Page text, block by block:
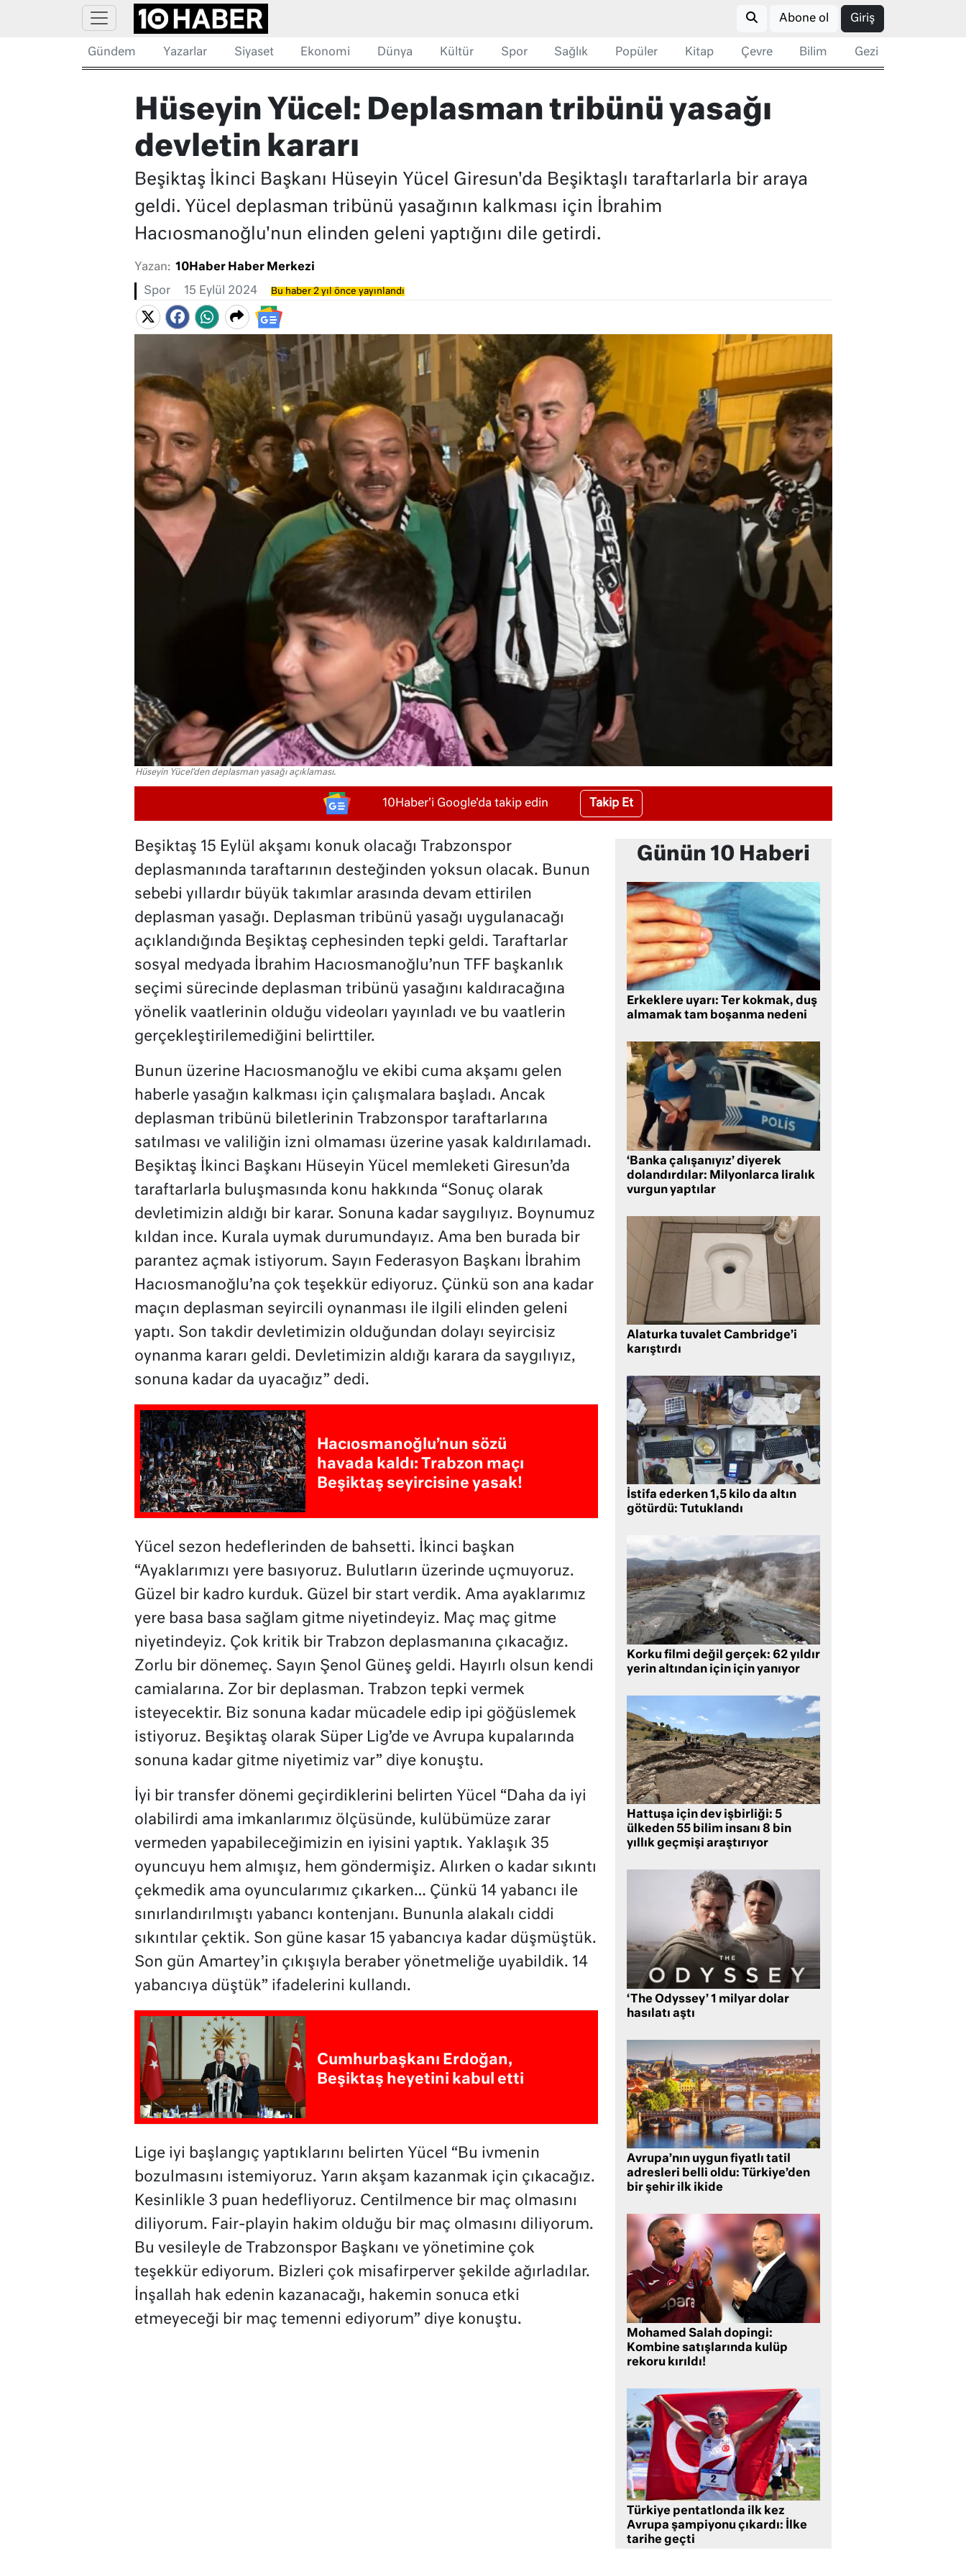
Abone ol Giriş
Gündem Yazarlar Siyaset Ekonomi Dünya Kültür Spor Sağlık Popüler Kitap Çevre Bilim Gezi
Hüseyin Yücel: Deplasman tribünü yasağı
devletin kararı
Beşiktaş İkinci Başkanı Hüseyin Yücel Giresun'da Beşiktaşlı taraftarlarla bir araya
geldi. Yücel deplasman tribünü yasağının kalkması için İbrahim
Hacıosmanoğlu'nun elinden geleni yaptığını dile getirdi.
Yazan: 10Haber Haber Merkezi
Spor 15 Eylül 2024 Bu haber 2 yıl önce yayınlandı
Hüseyin Yücel'den deplasman yasağı açıklaması.
10Haber'i Google'da takip edin Takip Et
Beşiktaş 15 Eylül akşamı konuk olacağı Trabzonspor
deplasmanında taraftarının desteğinden yoksun olacak. Bunun
sebebi yıllardır büyük takımlar arasında devam ettirilen
deplasman yasağı. Deplasman tribünü yasağı uygulanacağı
açıklandığında Beşiktaş cephesinden tepki geldi. Taraftarlar
sosyal medyada İbrahim Hacıosmanoğlu’nun TFF başkanlık
seçimi sürecinde deplasman tribünü yasağını kaldıracağına
yönelik vaatlerinin olduğu videoları yayınladı ve bu vaatlerin
gerçekleştirilemediğini belirttiler.
Bunun üzerine Hacıosmanoğlu ve ekibi cuma akşamı gelen
haberle yasağın kalkması için çalışmalara başladı. Ancak
deplasman tribünü biletlerinin Trabzonspor taraftarlarına
satılması ve valiliğin izni olmaması üzerine yasak kaldırılamadı.
Beşiktaş İkinci Başkanı Hüseyin Yücel memleketi Giresun’da
taraftarlarla buluşmasında konu hakkında “Sonuç olarak
devletimizin aldığı bir karar. Sonuna kadar saygılıyız. Boynumuz
kıldan ince. Kurala uymak durumundayız. Ama ben burada bir
parantez açmak istiyorum. Sayın Federasyon Başkanı İbrahim
Hacıosmanoğlu’na çok teşekkür ediyoruz. Çünkü son ana kadar
maçın deplasman seyircili oynanması ile ilgili elinden geleni
yaptı. Son takdir devletimizin olduğundan dolayı seyircisiz
oynanma kararı geldi. Devletimizin aldığı karara da saygılıyız,
sonuna kadar da uyacağız” dedi.
Hacıosmanoğlu’nun sözü
havada kaldı: Trabzon maçı
Beşiktaş seyircisine yasak!
Yücel sezon hedeflerinden de bahsetti. İkinci başkan
“Ayaklarımızı yere basıyoruz. Bulutların üzerinde uçmuyoruz.
Güzel bir kadro kurduk. Güzel bir start verdik. Ama ayaklarımız
yere basa basa sağlam gitme niyetindeyiz. Maç maç gitme
niyetindeyiz. Çok kritik bir Trabzon deplasmanına çıkacağız.
Zorlu bir dönemeç. Sayın Şenol Güneş geldi. Hayırlı olsun kendi
camialarına. Zor bir deplasman. Trabzon tepki vermek
isteyecektir. Biz sonuna kadar mücadele edip ipi göğüslemek
istiyoruz. Beşiktaş olarak Süper Lig’de ve Avrupa kupalarında
sonuna kadar gitme niyetimiz var” diye konuştu.
İyi bir transfer dönemi geçirdiklerini belirten Yücel “Daha da iyi
olabilirdi ama imkanlarımız ölçüsünde, kulübümüze zarar
vermeden yapabileceğimizin en iyisini yaptık. Yaklaşık 35
oyuncuyu hem almışız, hem göndermişiz. Alırken o kadar sıkıntı
çekmedik ama oyuncularımız çıkarken… Çünkü 14 yabancı ile
sınırlandırılmıştı yabancı kontenjanı. Bununla alakalı ciddi
sıkıntılar çektik. Son güne kasar 15 yabancıya kadar düşmüştük.
Son gün Amartey’in çıkışıyla beraber yönetmeliğe uyabildik. 14
yabancıya düştük” ifadelerini kullandı.
Cumhurbaşkanı Erdoğan,
Beşiktaş heyetini kabul etti
Lige iyi başlangıç yaptıklarını belirten Yücel “Bu ivmenin
bozulmasını istemiyoruz. Yarın akşam kazanmak için çıkacağız.
Kesinlikle 3 puan hedefliyoruz. Centilmence bir maç olmasını
diliyorum. Fair-playin hakim olduğu bir maç olmasını diliyorum.
Bu vesileyle de Trabzonspor Başkanı ve yönetimine çok
teşekkür ediyorum. Bizleri çok misafirperver şekilde ağırladılar.
İnşallah hak edenin kazanacağı, hakemin sonuca etki
etmeyeceği bir maç temenni ediyorum” diye konuştu.
Günün 10 Haberi
Erkeklere uyarı: Ter kokmak, duş
almamak tam boşanma nedeni
‘Banka çalışanıyız’ diyerek
dolandırdılar: Milyonlarca liralık
vurgun yaptılar
Alaturka tuvalet Cambridge’i
karıştırdı
İstifa ederken 1,5 kilo da altın
götürdü: Tutuklandı
Korku filmi değil gerçek: 62 yıldır
yerin altından için için yanıyor
Hattuşa için dev işbirliği: 5
ülkeden 55 bilim insanı 8 bin
yıllık geçmişi araştırıyor
‘The Odyssey’ 1 milyar dolar
hasılatı aştı
Avrupa’nın uygun fiyatlı tatil
adresleri belli oldu: Türkiye’den
bir şehir ilk ikide
Mohamed Salah dopingi:
Kombine satışlarında kulüp
rekoru kırıldı!
Türkiye pentatlonda ilk kez
Avrupa şampiyonu çıkardı: İlke
tarihe geçti